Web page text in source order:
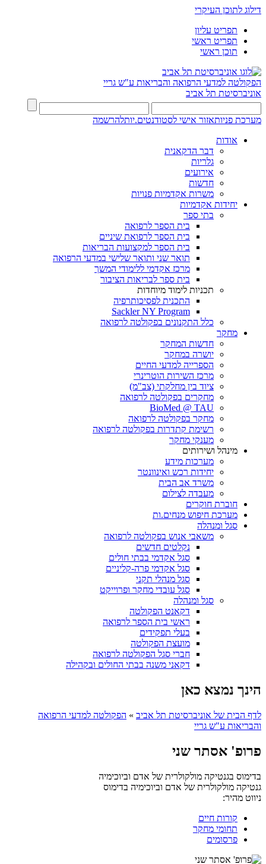
דילוג לתוכן העיקרי
תפריט עליון
תפריט ראשי
תוכן ראשי
הפקולטה למדעי הרפואה והבריאות ע"ש גריי
אוניברסיטת תל אביב
מערכת פניותאזור אישי לסטודנטים.יותלהרשמה
אודות
דבר הדקאנית
גלריות
אירועים
חדשות
משרות אקדמיות פנויות
יחידות אקדמיות
בתי ספר
בית הספר לרפואה
בית הספר לרפואת שיניים
בית הספר למקצועות הבריאות
תואר שני ותואר שלישי במדעי הרפואה
מרכז אקדמי ללימודי המשך
בית ספר לבריאות הציבור
תכניות לימוד מיוחדות
התכנית לפסיכותרפיה
Sackler NY Program
כלל התקנונים בפקולטה לרפואה
מחקר
חדשות המחקר
יושרה במחקר
הספרייה למדעי החיים
מרכז השירות הוטרינרי
ציוד בין מחלקתי (צב"מ)
מחקרים בפקולטה לרפואה
BioMed @ TAU
מחקר בפקולטה לרפואה
רשימת קתדרות בפקולטה לרפואה
מענקי מחקר
מינהל ושירותים
מערכות מידע
יחידות רכש ואינוונטר
משרד אב הבית
מעבדה לצילום
חוברת חוקרים
מערכת חיפוש מנחים.ות
סגל ומנהלה
משאבי אנוש בפקולטה לרפואה
נקלטים חדשים
סגל אקדמי בבתי חולים
סגל אקדמי פרה-קליניים
סגל מנהלי תקני
סגל עובדי מחקר ופרוייקט
סגל ומנהלה
דקאנט הפקולטה
ראשי בית הספר לרפואה
בעלי תפקידים
מועצת הפקולטה
חברי סגל הפקולטה לרפואה
דקאני משנה בבתי החולים ובקהילה
הינך נמצא כאן
לדף הבית של אוניברסיטת תל אביב » הפקולטה למדעי הרפואה
והבריאות ע"ש גריי
פרופ' אסתר שני
בדימוס בגנטיקה מולקולרית של אדם וביוכימיה
גנטיקה מולקולרית של אדם וביוכימיה בדימוס
ניווט מהיר:
קורות חיים
תחומי מחקר
פרסומים